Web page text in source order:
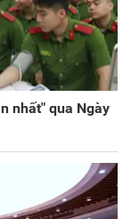
nhất" qua Ngày